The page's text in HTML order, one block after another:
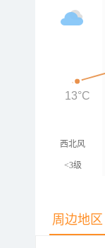
西北风
<3级
13°C
周边地区